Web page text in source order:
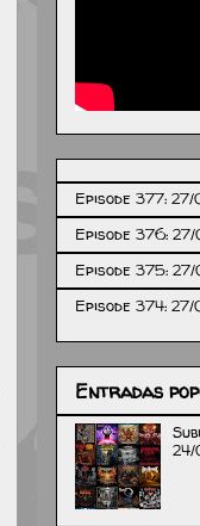
Episode 377:
Episode 376:
Episode 375:
Episode 374:
Entradas